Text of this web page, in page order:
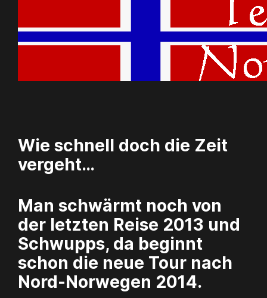
Wie schnell doch die Zeit
vergeht…
Man schwärmt noch von
der letzten Reise 2013 und
Schwupps, da beginnt
schon die neue Tour nach
Nord-Norwegen 2014.